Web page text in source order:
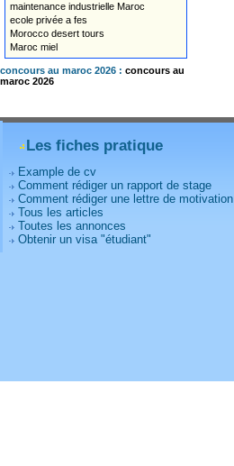
maintenance industrielle Maroc
ecole privée a fes
Morocco desert tours
Maroc miel
concours au maroc 2026 : concours au
maroc 2026
Les fiches pratique
Example de cv
Comment rédiger un rapport de stage
Comment rédiger une lettre de motivation
Tous les articles
Toutes les annonces
Obtenir un visa "étudiant"